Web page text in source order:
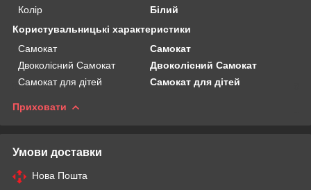
Колір
Білий
Користувальницькі характеристики
Самокат
Самокат
Двоколісний Самокат
Двоколісний Самокат
Самокат для дітей
Самокат для дітей
Приховати
Умови доставки
Нова Пошта